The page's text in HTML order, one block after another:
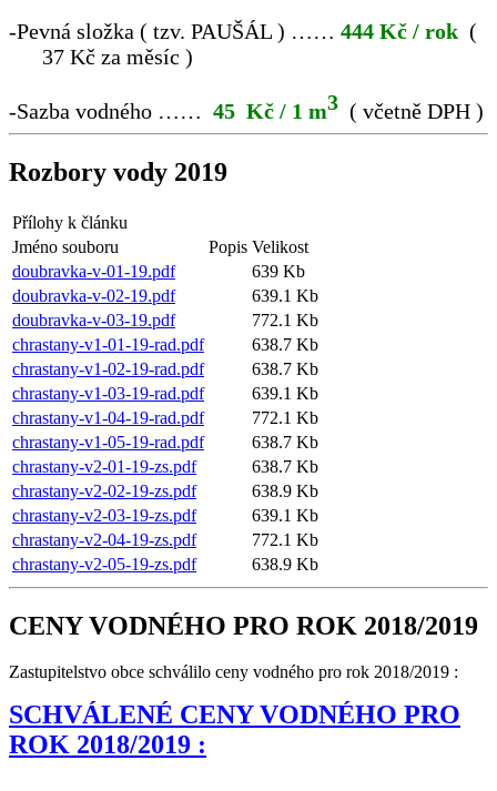
-Pevná složka ( tzv. PAUŠÁL ) …… 444 Kč / rok (
37 Kč za měsíc )
-Sazba vodného …… 45 Kč / 1 m3 ( včetně DPH )
Rozbory vody 2019
Přílohy k článku
Jméno souboru
Popis Velikost
doubravka-v-01-19.pdf
639 Kb
doubravka-v-02-19.pdf
639.1 Kb
doubravka-v-03-19.pdf
772.1 Kb
chrastany-v1-01-19-rad.pdf
638.7 Kb
chrastany-v1-02-19-rad.pdf
638.7 Kb
chrastany-v1-03-19-rad.pdf
639.1 Kb
chrastany-v1-04-19-rad.pdf
772.1 Kb
chrastany-v1-05-19-rad.pdf
638.7 Kb
chrastany-v2-01-19-zs.pdf
638.7 Kb
chrastany-v2-02-19-zs.pdf
638.9 Kb
chrastany-v2-03-19-zs.pdf
639.1 Kb
chrastany-v2-04-19-zs.pdf
772.1 Kb
chrastany-v2-05-19-zs.pdf
638.9 Kb
CENY VODNÉHO PRO ROK 2018/2019
Zastupitelstvo obce schválilo ceny vodného pro rok 2018/2019 :
SCHVÁLENÉ CENY VODNÉHO PRO
ROK 2018/2019 :